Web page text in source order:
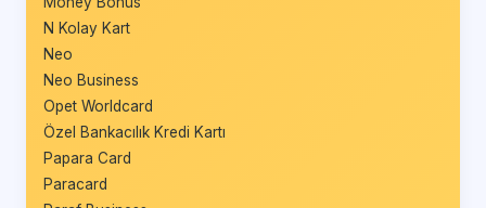
N Kolay Kart
Neo
Neo Business
Opet Worldcard
Özel Bankacılık Kredi Kartı
Papara Card
Paracard